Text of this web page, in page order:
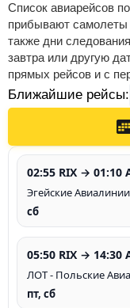
Список авиарейсов
прибывают самолеты
также дни
завтра или другую
прямых рейсов и с
Ближайшие рейсы:
02:55 RIX → 01:10
Эгейские
сб
05:50 RIX → 14:30
ЛОТ - Польские
пт, сб